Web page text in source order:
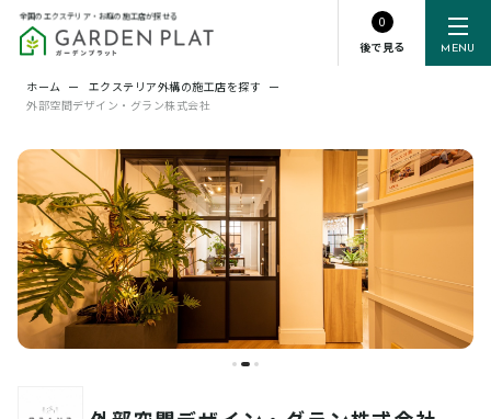
MENU
全国のエクステリア・お庭の施工店が探せる
0
後で見る
ホーム ー エクステリア外構の施工店を探す ー
外部空間デザイン・グラン株式会社